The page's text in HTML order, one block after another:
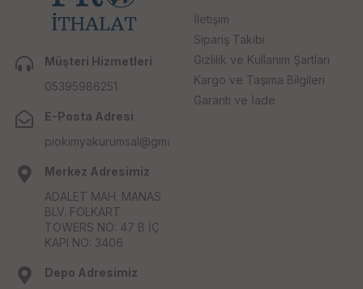
Müşteri Hizmetleri
05395986251
E-Posta Adresi
piokimyakurumsal@gmail.com
Merkez Adresimiz
ADALET MAH. MANAS
BLV. FOLKART
TOWERS NO: 47 B İÇ
KAPI NO: 3406
Depo Adresimiz
İletişim
Sipariş Takibi
Gizlilik ve Kullanım Şartları
Kargo ve Taşıma Bilgileri
Garanti ve İade